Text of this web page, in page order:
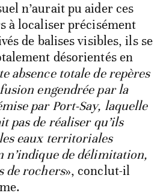
n’aurait pu aider ces
à localiser précisément
de balises visibles, ils se
désorientés en
absence totale de repères
engendrée par la
par Port-Say, laquelle
pas de réaliser qu’ils
eaux territoriales
n’indique de délimitation,
de rochers», conclut-il